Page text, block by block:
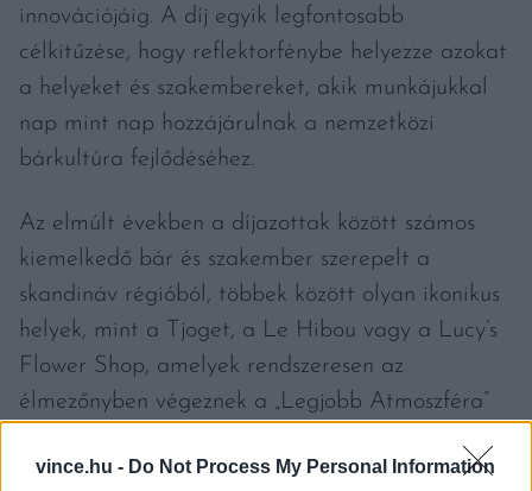
vince.hu - Do Not Process My Personal Information
innovációjáig. A díj egyik legfontosabb
célkitűzése, hogy reflektorfénybe helyezze azokat
a helyeket és szakembereket, akik munkájukkal
nap mint nap hozzájárulnak a nemzetközi
bárkultúra fejlődéséhez.
Az elmúlt években a díjazottak között számos
kiemelkedő bár és szakember szerepelt a
skandináv régióból, többek között olyan ikonikus
helyek, mint a Tjoget, a Le Hibou vagy a Lucy’s
Flower Shop, amelyek rendszeresen az
élmezőnyben végeznek a „Legjobb Atmoszféra”
(Best Cocktail Bar) kategóriákban.